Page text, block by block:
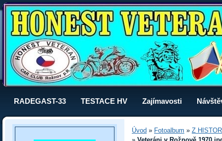
RADEGAST-33 TESTACE HV Zajímavosti
Úvod » Fotoalbum » Z